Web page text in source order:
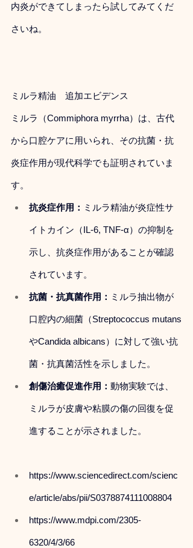
内炎ができてしまったら試してみてくだ
さいね。
ミルラ精油　追加エビデンス
ミルラ（Commiphora myrrha）は、古代
から口腔ケアに用いられ、その抗菌・抗
炎症作用が現代科学でも証明されていま
す。
抗炎症作用： ミルラ精油が炎症性サ
イトカイン（IL-6, TNF-α）の抑制を
示し、抗炎症作用があることが確認
されています。
抗菌・抗真菌作用： ミルラ抽出物が
口腔内の細菌（Streptococcus mutans
やCandida albicans）に対して強い抗
菌・抗真菌活性を示しました。
創傷治癒促進作用： 動物実験では、
ミルラが皮膚や粘膜の傷の回復を促
進することが示されました。
https://www.sciencedirect.com/scienc
e/article/abs/pii/S0378874111008804
https://www.mdpi.com/2305-
6320/4/3/66